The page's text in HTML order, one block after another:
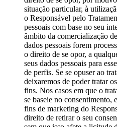
situação particular, à
o Responsável pelo
pessoais com base no seu
âmbito da comercialização
dados pessoais forem
o direito de se opor, a
seus dados pessoais para
de perfis. Se se opuser ao
deixaremos de poder tratar
fins. Nos casos em que o
se baseie no consentimento,
fins de marketing do
direito de retirar o seu